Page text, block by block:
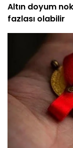
Altın doyum
fazlası olabilir